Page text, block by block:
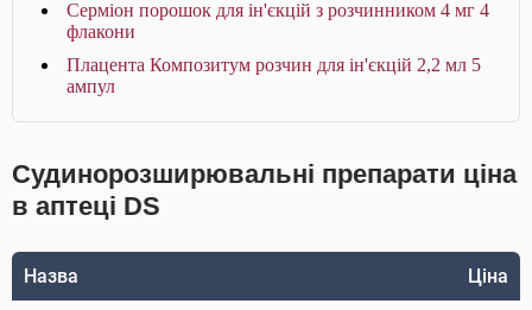
Серміон порошок для ін'єкцій з розчинником 4 мг 4
флакони
Плацента Композитум розчин для ін'єкцій 2,2 мл 5
ампул
Судинорозширювальні препарати ціна
в аптеці DS
Назва Ціна